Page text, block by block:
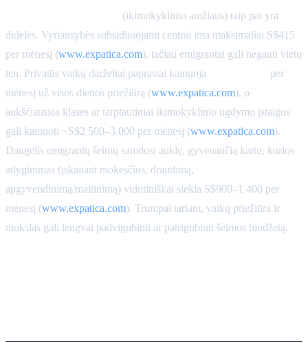
(ikimokyklinio amžiaus) taip pat yra
didelės. Vyriausybės subsidijuojami centrai ima maksimaliai S$415
per mėnesį (www.expatica.com), tačiau emigrantai gali negauti vietų
ten. Privatūs vaikų darželiai paprastai kainuoja
per
mėnesį už visos dienos priežiūrą (www.expatica.com), o
aukščiausios klasės ar tarptautiniai ikimokyklinio ugdymo įstaigos
gali kainuoti ~S$2 500–3 000 per mėnesį (www.expatica.com).
Daugelis emigrantų šeimų samdosi auklę, gyvenančią kartu, kurios
atlyginimas (įskaitant mokesčius, draudimą,
apgyvendinimą/maitinimą) vidutiniškai siekia S$900–1 400 per
mėnesį (www.expatica.com). Trumpai tariant, vaikų priežiūra ir
mokslas gali lengvai padvigubinti ar patrigubinti šeimos biudžetą.